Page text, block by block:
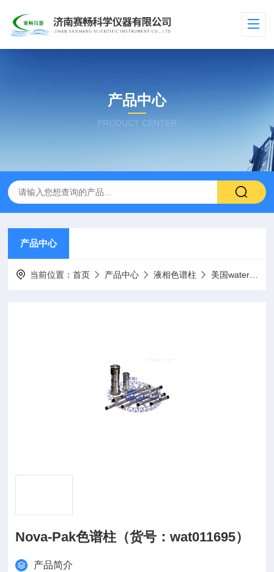
产品中心
PRODUCT CENTER
产品中心
当前位置：首页 产品中心 液相色谱柱 美国waters
Nova-Pak色谱柱（货号：wat011695）
产品简介